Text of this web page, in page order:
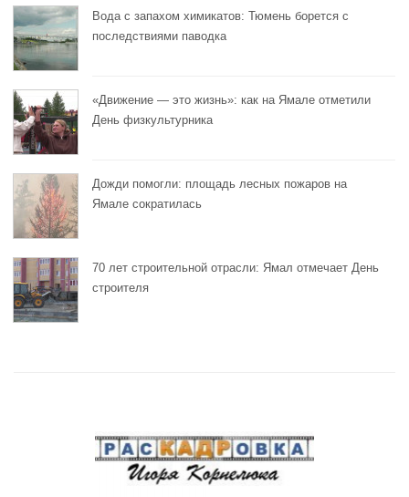
Вода с запахом химикатов: Тюмень борется с
последствиями паводка
«Движение — это жизнь»: как на Ямале отметили
День физкультурника
Дожди помогли: площадь лесных пожаров на
Ямале сократилась
70 лет строительной отрасли: Ямал отмечает День
строителя